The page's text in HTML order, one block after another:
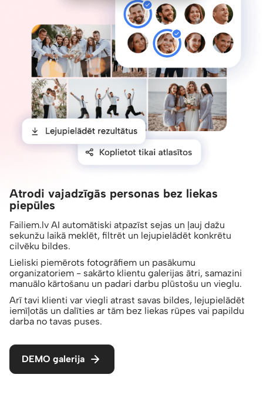
Atrodi vajadzīgās personas bez liekas
piepūles
Failiem.lv AI automātiski atpazīst sejas un ļauj dažu
sekunžu laikā meklēt, filtrēt un lejupielādēt konkrētu
cilvēku bildes.
Lieliski piemērots fotogrāfiem un pasākumu
organizatoriem - sakārto klientu galerijas ātri, samazini
manuālo kārtošanu un padari darbu plūstošu un vieglu.
Arī tavi klienti var viegli atrast savas bildes, lejupielādēt
iemīļotās un dalīties ar tām bez liekas rūpes vai papildu
darba no tavas puses.
DEMO galerija